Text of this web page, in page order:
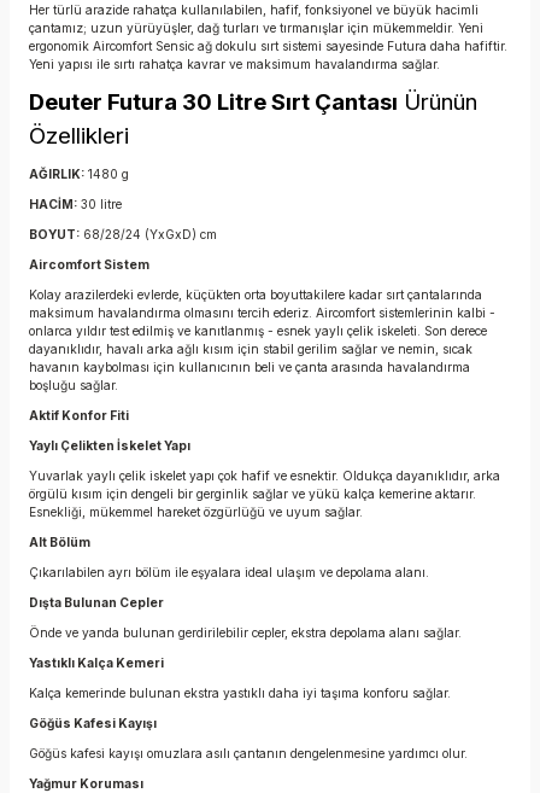
Her türlü arazide rahatça kullanılabilen, hafif, fonksiyonel ve büyük hacimli
çantamız; uzun yürüyüşler, dağ turları ve tırmanışlar için mükemmeldir. Yeni
ergonomik Aircomfort Sensic ağ dokulu sırt sistemi sayesinde Futura daha hafiftir.
Yeni yapısı ile sırtı rahatça kavrar ve maksimum havalandırma sağlar.
Deuter Futura 30 Litre Sırt Çantası Ürünün
Özellikleri
AĞIRLIK: 1480 g
HACİM: 30 litre
BOYUT: 68/28/24 (YxGxD) cm
Aircomfort Sistem
Kolay arazilerdeki evlerde, küçükten orta boyuttakilere kadar sırt çantalarında
maksimum havalandırma olmasını tercih ederiz. Aircomfort sistemlerinin kalbi -
onlarca yıldır test edilmiş ve kanıtlanmış - esnek yaylı çelik iskeleti. Son derece
dayanıklıdır, havalı arka ağlı kısım için stabil gerilim sağlar ve nemin, sıcak
havanın kaybolması için kullanıcının beli ve çanta arasında havalandırma
boşluğu sağlar.
Aktif Konfor Fiti
Yaylı Çelikten İskelet Yapı
Yuvarlak yaylı çelik iskelet yapı çok hafif ve esnektir. Oldukça dayanıklıdır, arka
örgülü kısım için dengeli bir gerginlik sağlar ve yükü kalça kemerine aktarır.
Esnekliği, mükemmel hareket özgürlüğü ve uyum sağlar.
Alt Bölüm
Çıkarılabilen ayrı bölüm ile eşyalara ideal ulaşım ve depolama alanı.
Dışta Bulunan Cepler
Önde ve yanda bulunan gerdirilebilir cepler, ekstra depolama alanı sağlar.
Yastıklı Kalça Kemeri
Kalça kemerinde bulunan ekstra yastıklı daha iyi taşıma konforu sağlar.
Göğüs Kafesi Kayışı
Göğüs kafesi kayışı omuzlara asılı çantanın dengelenmesine yardımcı olur.
Yağmur Koruması